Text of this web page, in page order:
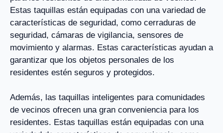
Estas taquillas están equipadas con una variedad de
características de seguridad, como cerraduras de
seguridad, cámaras de vigilancia, sensores de
movimiento y alarmas. Estas características ayudan a
garantizar que los objetos personales de los
residentes estén seguros y protegidos.
Además, las taquillas inteligentes para comunidades
de vecinos ofrecen una gran conveniencia para los
residentes. Estas taquillas están equipadas con una